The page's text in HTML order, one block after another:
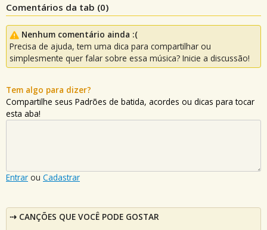
Comentários da tab (0)
Nenhum comentário ainda :(
Precisa de ajuda, tem uma dica para compartilhar ou
simplesmente quer falar sobre essa música? Inicie a discussão!
Tem algo para dizer?
Compartilhe seus Padrões de batida, acordes ou dicas para tocar
esta aba!
Entrar ou Cadastrar
CANÇÕES QUE VOCÊ PODE GOSTAR